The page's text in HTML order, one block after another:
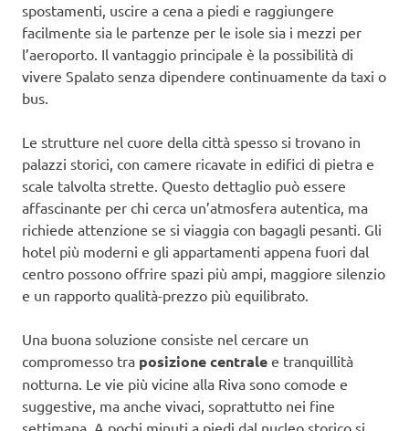
spostamenti, uscire a cena a piedi e raggiungere
facilmente sia le partenze per le isole sia i mezzi per
l’aeroporto. Il vantaggio principale è la possibilità di
vivere Spalato senza dipendere continuamente da taxi o
bus.
Le strutture nel cuore della città spesso si trovano in
palazzi storici, con camere ricavate in edifici di pietra e
scale talvolta strette. Questo dettaglio può essere
affascinante per chi cerca un’atmosfera autentica, ma
richiede attenzione se si viaggia con bagagli pesanti. Gli
hotel più moderni e gli appartamenti appena fuori dal
centro possono offrire spazi più ampi, maggiore silenzio
e un rapporto qualità-prezzo più equilibrato.
Una buona soluzione consiste nel cercare un
compromesso tra posizione centrale e tranquillità
notturna. Le vie più vicine alla Riva sono comode e
suggestive, ma anche vivaci, soprattutto nei fine